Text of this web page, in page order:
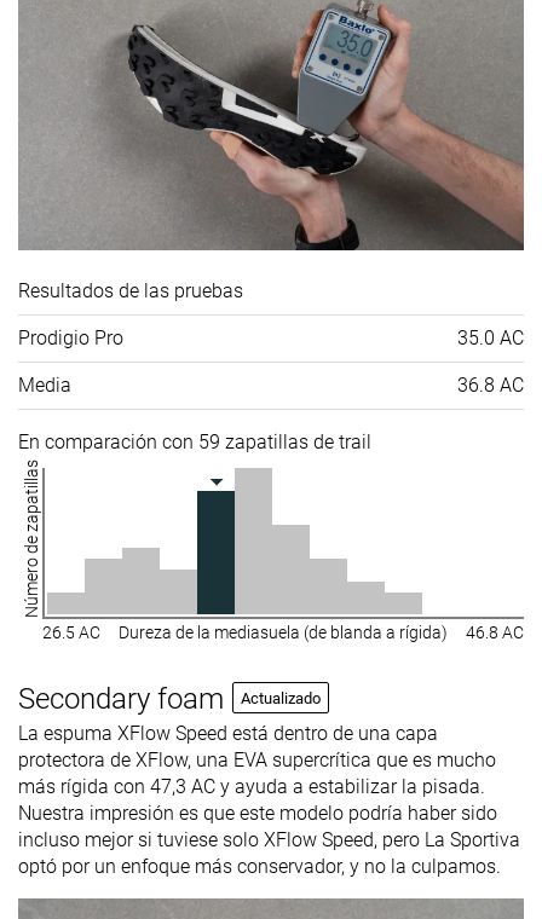
Resultados de las pruebas
Prodigio Pro 35.0 AC
Media 36.8 AC
En comparación con 59 zapatillas de trail
Número de zapatillas
26.5 AC Dureza de la mediasuela (de blanda a rígida) 46.8 AC
Secondary foam Actualizado
La espuma XFlow Speed está dentro de una capa
protectora de XFlow, una EVA supercrítica que es mucho
más rígida con 47,3 AC y ayuda a estabilizar la pisada.
Nuestra impresión es que este modelo podría haber sido
incluso mejor si tuviese solo XFlow Speed, pero La Sportiva
optó por un enfoque más conservador, y no la culpamos.